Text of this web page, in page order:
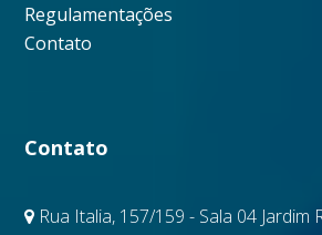
Regulamentações
Contato
Contato
Rua Italia, 157/159 - Sala 04 Jardim